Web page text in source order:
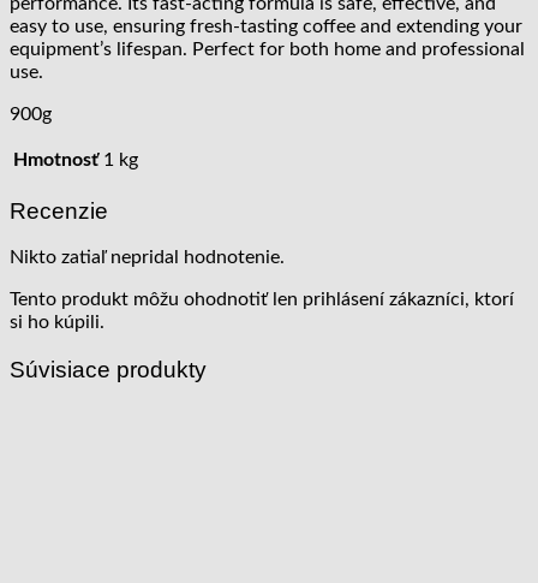
easy to use, ensuring fresh-tasting coffee and extending your
equipment’s lifespan. Perfect for both home and professional
use.
900g
Hmotnosť 1 kg
Recenzie
Nikto zatiaľ nepridal hodnotenie.
Tento produkt môžu ohodnotiť len prihlásení zákazníci, ktorí
si ho kúpili.
Súvisiace produkty